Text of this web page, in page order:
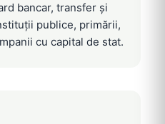
bancar, transfer și
publice, primării,
cu capital de stat.